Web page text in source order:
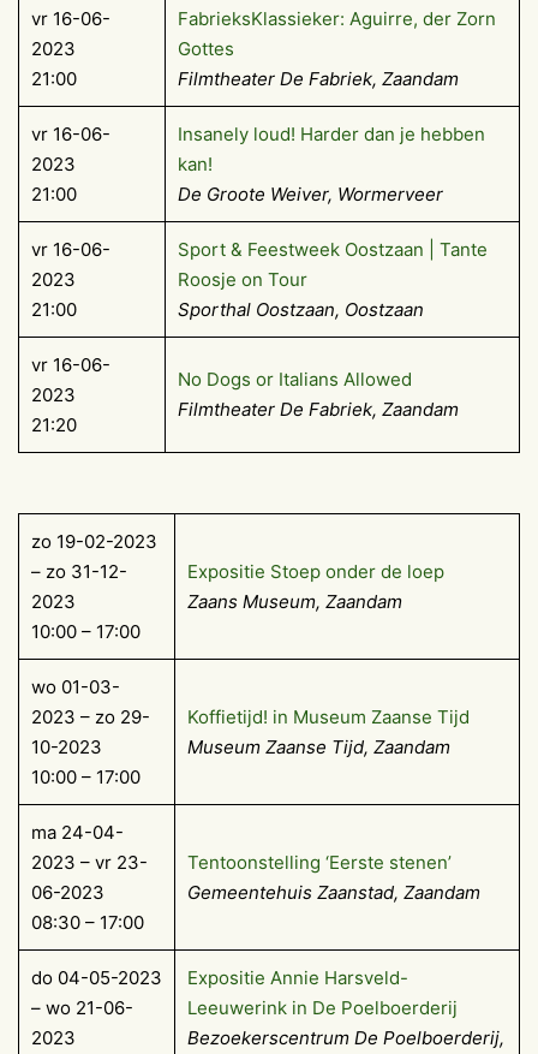
vr 16-06-
2023
21:00
FabrieksKlassieker: Aguirre, der Zorn
Gottes
Filmtheater De Fabriek, Zaandam
vr 16-06-
2023
21:00
Insanely loud! Harder dan je hebben
kan!
De Groote Weiver, Wormerveer
vr 16-06-
2023
21:00
Sport & Feestweek Oostzaan | Tante
Roosje on Tour
Sporthal Oostzaan, Oostzaan
vr 16-06-
2023
21:20
No Dogs or Italians Allowed
Filmtheater De Fabriek, Zaandam
zo 19-02-2023
– zo 31-12-
2023
10:00 – 17:00
Expositie Stoep onder de loep
Zaans Museum, Zaandam
wo 01-03-
2023 – zo 29-
10-2023
10:00 – 17:00
Koffietijd! in Museum Zaanse Tijd
Museum Zaanse Tijd, Zaandam
ma 24-04-
2023 – vr 23-
06-2023
08:30 – 17:00
Tentoonstelling ‘Eerste stenen’
Gemeentehuis Zaanstad, Zaandam
do 04-05-2023
– wo 21-06-
2023
Expositie Annie Harsveld-
Leeuwerink in De Poelboerderij
Bezoekerscentrum De Poelboerderij,